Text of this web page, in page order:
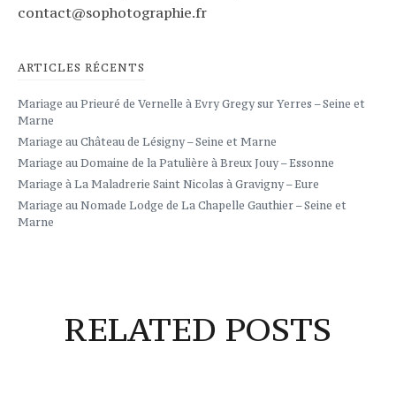
contact@sophotographie.fr
ARTICLES RÉCENTS
Mariage au Prieuré de Vernelle à Evry Gregy sur Yerres – Seine et
Marne
Mariage au Château de Lésigny – Seine et Marne
Mariage au Domaine de la Patulière à Breux Jouy – Essonne
Mariage à La Maladrerie Saint Nicolas à Gravigny – Eure
Mariage au Nomade Lodge de La Chapelle Gauthier – Seine et
Marne
RELATED POSTS